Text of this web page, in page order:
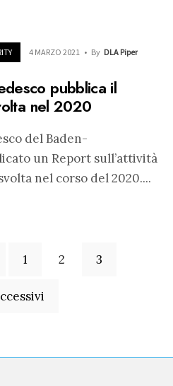
4 MARZO 2021 • By DLA Piper
pubblica il
nel 2020
del Baden-
un Report sull’attività
nel corso del 2020....
1 2 3